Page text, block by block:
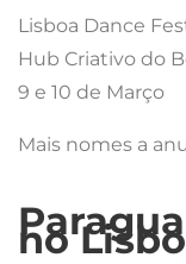
Lisboa Dance
Hub Criativo do
9 e 10 de Março
Mais nomes a
no